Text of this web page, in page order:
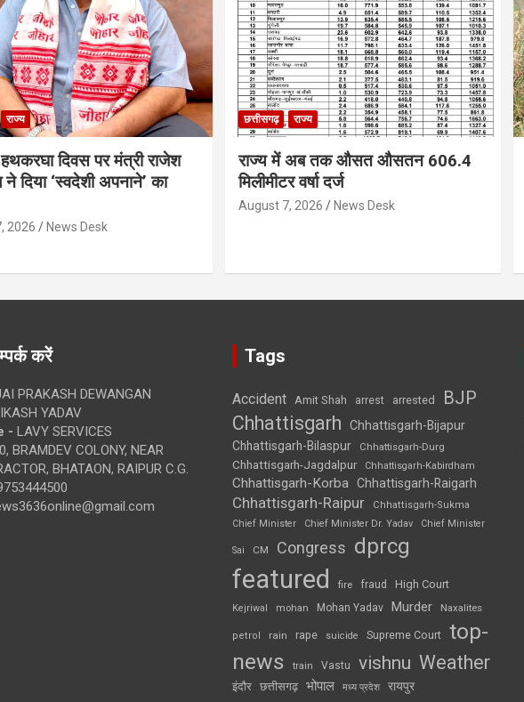
राज्य
हथकरघा दिवस पर मंत्री राजेश
दिया ‘स्वदेशी अपनाने’ का
2026 News Desk
छत्तीसगढ़ राज्य
राज्य में अब तक औसत औसतन 606.4
मिलीमीटर वर्षा दर्ज
August 7, 2026 News Desk
करें
PRAKASH DEWANGAN
YADAV
- LAVY SERVICES
BRAMDEV COLONY, NEAR
BHATAON, RAIPUR C.G.
Tags
Accident Amit Shah arrest arrested BJP
Chhattisgarh
Chhattisgarh-Bijapur
Chhattisgarh-Bilaspur
Chhattisgarh-Durg
Chhattisgarh-Jagdalpur Chhattisgarh-Kabirdham
Chhattisgarh-Korba Chhattisgarh-Raigarh
Chhattisgarh-Raipur
Chhattisgarh-Sukma
Chief Minister
Chief Minister Dr. Yadav Chief Minister
Sai CM Congress dprcg
featured fire fraud High Court
Kejriwal mohan Mohan Yadav Murder Naxalites
petrol rain rape suicide Supreme Court top-
news
train Vastu vishnu Weather
इंदौर छत्तीसगढ़ भोपाल मध्य प्रदेश रायपुर